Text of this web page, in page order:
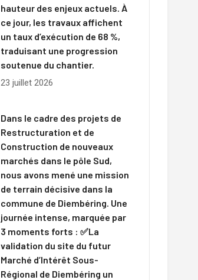
hauteur des enjeux actuels. À
ce jour, les travaux affichent
un taux d’exécution de 68 %,
traduisant une progression
soutenue du chantier.
23 juillet 2026
Dans le cadre des projets de
Restructuration et de
Construction de nouveaux
marchés dans le pôle Sud,
nous avons mené une mission
de terrain décisive dans la
commune de Diembéring. Une
journée intense, marquée par
3 moments forts : ✅La
validation du site du futur
Marché d’Intérêt Sous-
Régional de Diembéring un